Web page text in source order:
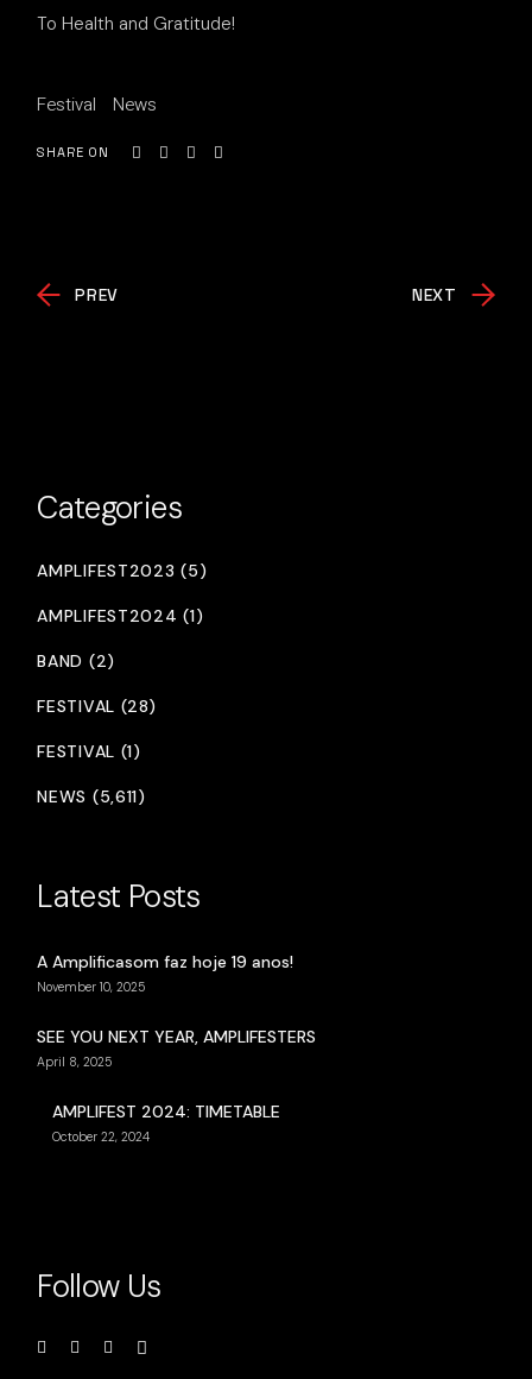
To Health and Gratitude!
Festival News
SHARE ON
PREV NEXT
Categories
AMPLIFEST2023 (5)
AMPLIFEST2024 (1)
BAND (2)
FESTIVAL (28)
FESTIVAL (1)
NEWS (5,611)
Latest Posts
A Amplificasom faz hoje 19 anos!
November 10, 2025
SEE YOU NEXT YEAR, AMPLIFESTERS
April 8, 2025
AMPLIFEST 2024: TIMETABLE
October 22, 2024
Follow Us